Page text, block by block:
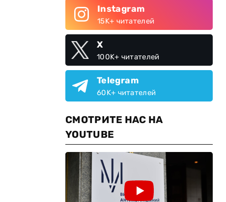
Instagram
15K+ читателей
X
100K+ читателей
Telegram
60K+ читателей
СМОТРИТЕ НАС НА
YOUTUBE